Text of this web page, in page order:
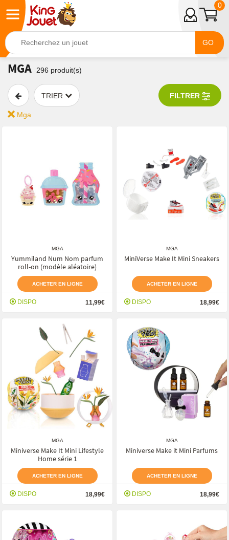
GO
0
MGA 296 produit(s)
TRIER FILTRER
Mga
MGA
Yummiland Num Nom parfum
roll-on (modèle aléatoire)
ACHETER EN LIGNE
DISPO 11,99€
MGA
MiniVerse Make It Mini Sneakers
ACHETER EN LIGNE
DISPO 18,99€
MGA
Miniverse Make It Mini Lifestyle
Home série 1
ACHETER EN LIGNE
DISPO 18,99€
MGA
Miniverse Make it Mini Parfums
ACHETER EN LIGNE
DISPO 18,99€